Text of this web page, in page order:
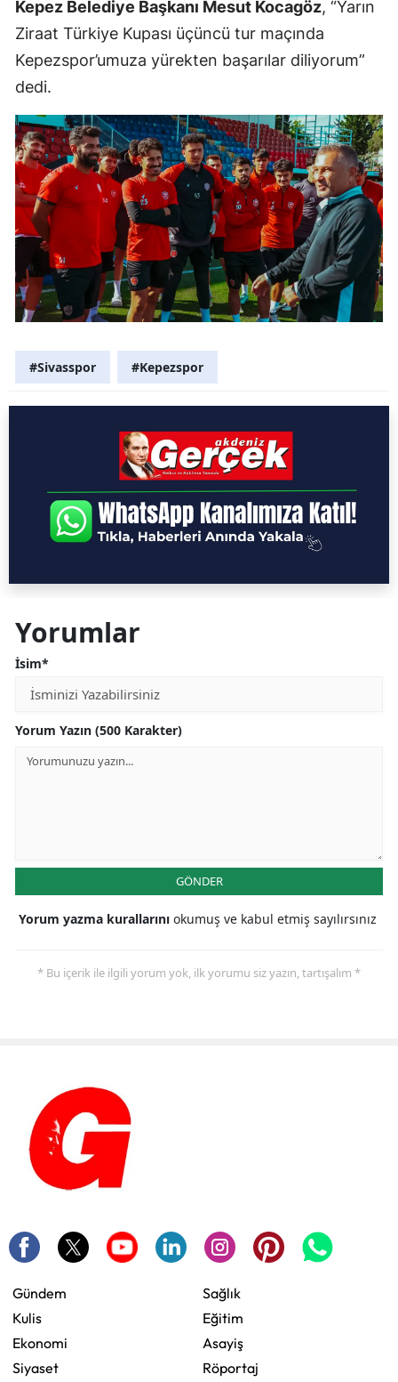
Kepez Belediye Başkanı Mesut Kocagöz, “Yarın
Ziraat Türkiye Kupası üçüncü tur maçında
Kepezspor’umuza yürekten başarılar diliyorum”
dedi.
#Sivasspor #Kepezspor
Yorumlar
İsim*
Yorum Yazın (500 Karakter)
GÖNDER
Yorum yazma kurallarını okumuş ve kabul etmiş sayılırsınız
* Bu içerik ile ilgili yorum yok, ilk yorumu siz yazın, tartışalım *
Gündem
Kulis
Ekonomi
Siyaset
Sağlık
Eğitim
Asayiş
Röportaj